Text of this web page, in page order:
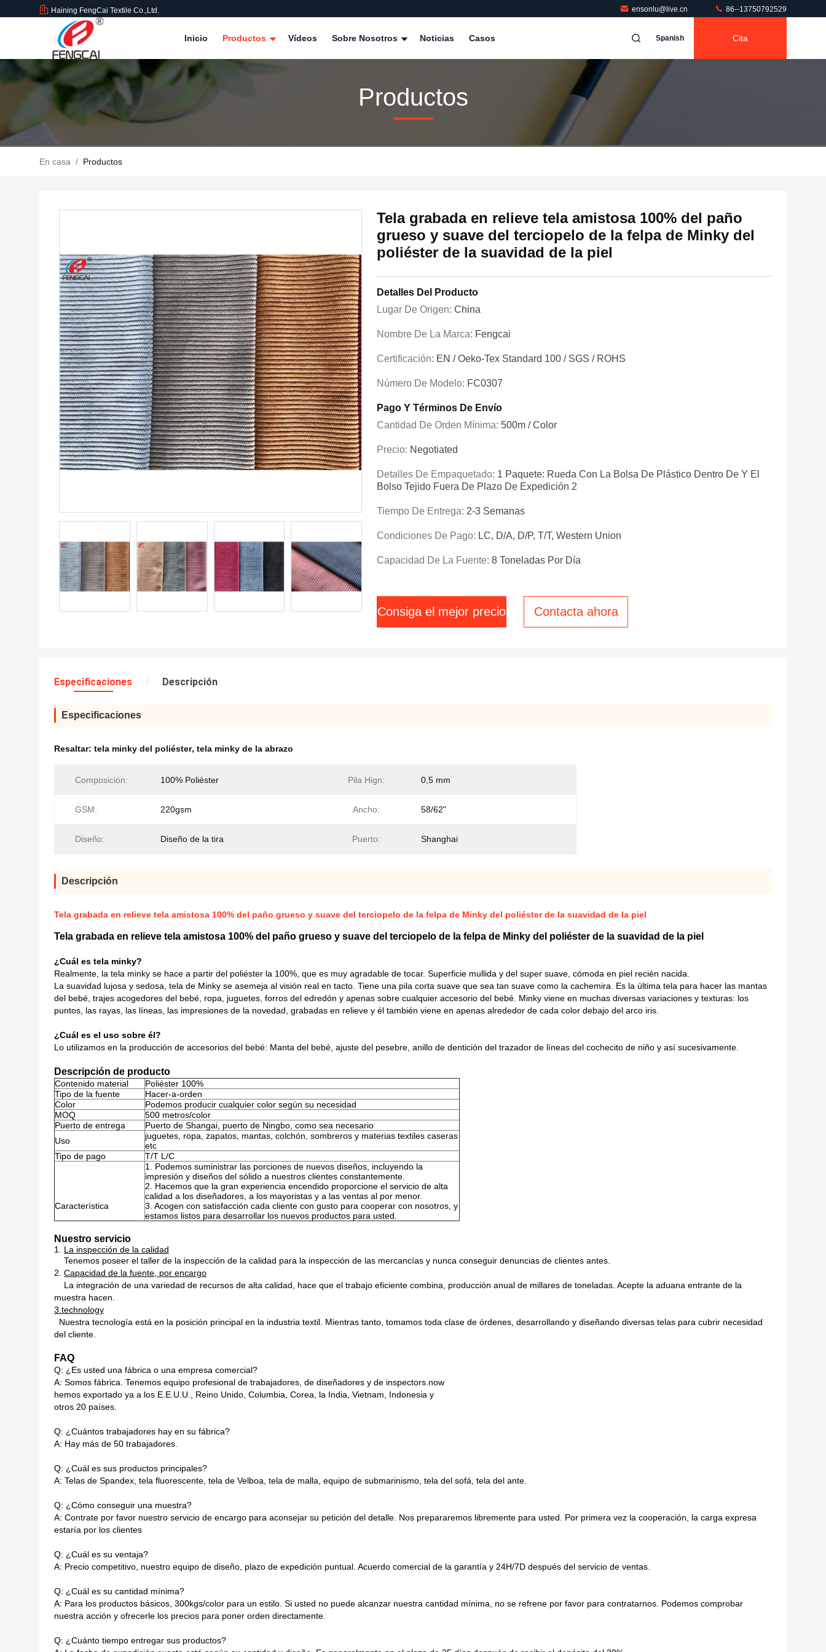
Haining FengCai Textile Co.,Ltd. ensonlu@live.cn 86--13750792529
Inicio Productos Vídeos Sobre Nosotros Noticias Casos Spanish Cita
Productos
En casa / Productos
Tela grabada en relieve tela amistosa 100% del paño
grueso y suave del terciopelo de la felpa de Minky del
poliéster de la suavidad de la piel
Detalles Del Producto
Lugar De Origen: China
Nombre De La Marca: Fengcai
Certificación: EN / Oeko-Tex Standard 100 / SGS / ROHS
Número De Modelo: FC0307
Pago Y Términos De Envío
Cantidad De Orden Mínima: 500m / Color
Precio: Negotiated
Detalles De Empaquetado: 1 Paquete: Rueda Con La Bolsa De Plástico Dentro De Y El
Bolso Tejido Fuera De Plazo De Expedición 2
Tiempo De Entrega: 2-3 Semanas
Condiciones De Pago: LC, D/A, D/P, T/T, Western Union
Capacidad De La Fuente: 8 Toneladas Por Día
Consiga el mejor precio Contacta ahora
Especificaciones Descripción
Especificaciones
Resaltar: tela minky del poliéster, tela minky de la abrazo
Composición: 100% Poliéster Pila Hign: 0,5 mm
GSM: 220gsm Ancho: 58/62"
Diseño: Diseño de la tira Puerto: Shanghai
Descripción
Tela grabada en relieve tela amistosa 100% del paño grueso y suave del terciopelo de la felpa de Minky del poliéster de la suavidad de la piel
Tela grabada en relieve tela amistosa 100% del paño grueso y suave del terciopelo de la felpa de Minky del poliéster de la suavidad de la piel
¿Cuál es tela minky?
Realmente, la tela minky se hace a partir del poliéster la 100%, que es muy agradable de tocar. Superficie mullida y del super suave, cómoda en piel recién nacida.
La suavidad lujosa y sedosa, tela de Minky se asemeja al visión real en tacto. Tiene una pila corta suave que sea tan suave como la cachemira. Es la última tela para hacer las mantas
del bebé, trajes acogedores del bebé, ropa, juguetes, forros del edredón y apenas sobre cualquier accesorio del bebé. Minky viene en muchas diversas variaciones y texturas: los
puntos, las rayas, las líneas, las impresiones de la novedad, grabadas en relieve y él también viene en apenas alrededor de cada color debajo del arco iris.
¿Cuál es el uso sobre él?
Lo utilizamos en la producción de accesorios del bebé: Manta del bebé, ajuste del pesebre, anillo de dentición del trazador de líneas del cochecito de niño y así sucesivamente.
Descripción de producto
Contenido material
Poliéster 100%
Tipo de la fuente
Hacer-a-orden
Color
Podemos producir cualquier color según su necesidad
MOQ
500 metros/color
Puerto de entrega
Puerto de Shangai, puerto de Ningbo, como sea necesario
Uso
juguetes, ropa, zapatos, mantas, colchón, sombreros y materias textiles caseras
etc
Tipo de pago
T/T L/C
Característica
1. Podemos suministrar las porciones de nuevos diseños, incluyendo la
impresión y diseños del sólido a nuestros clientes constantemente.
2. Hacemos que la gran experiencia encendido proporcione el servicio de alta
calidad a los diseñadores, a los mayoristas y a las ventas al por menor.
3. Acogen con satisfacción cada cliente con gusto para cooperar con nosotros, y
estamos listos para desarrollar los nuevos productos para usted.
Nuestro servicio
1. La inspección de la calidad
Tenemos poseer el taller de la inspección de la calidad para la inspección de las mercancías y nunca conseguir denuncias de clientes antes.
2. Capacidad de la fuente, por encargo
La integración de una variedad de recursos de alta calidad, hace que el trabajo eficiente combina, producción anual de millares de toneladas. Acepte la aduana entrante de la
muestra hacen.
3.technology
Nuestra tecnología está en la posición principal en la industria textil. Mientras tanto, tomamos toda clase de órdenes, desarrollando y diseñando diversas telas para cubrir necesidad
del cliente.
FAQ
Q: ¿Es usted una fábrica o una empresa comercial?
A: Somos fábrica. Tenemos equipo profesional de trabajadores, de diseñadores y de inspectors.now
hemos exportado ya a los E.E.U.U., Reino Unido, Columbia, Corea, la India, Vietnam, Indonesia y
otros 20 países.
Q: ¿Cuántos trabajadores hay en su fábrica?
A: Hay más de 50 trabajadores.
Q: ¿Cuál es sus productos principales?
A: Telas de Spandex, tela fluorescente, tela de Velboa, tela de malla, equipo de submarinismo, tela del sofá, tela del ante.
Q: ¿Cómo conseguir una muestra?
A: Contrate por favor nuestro servicio de encargo para aconsejar su petición del detalle. Nos prepararemos libremente para usted. Por primera vez la cooperación, la carga expresa
estaría por los clientes
Q: ¿Cuál es su ventaja?
A: Precio competitivo, nuestro equipo de diseño, plazo de expedición puntual. Acuerdo comercial de la garantía y 24H/7D después del servicio de ventas.
Q: ¿Cuál es su cantidad mínima?
A: Para los productos básicos, 300kgs/color para un estilo. Si usted no puede alcanzar nuestra cantidad mínima, no se refrene por favor para contratarnos. Podemos comprobar
nuestra acción y ofrecerle los precios para poner orden directamente.
Q: ¿Cuánto tiempo entregar sus productos?